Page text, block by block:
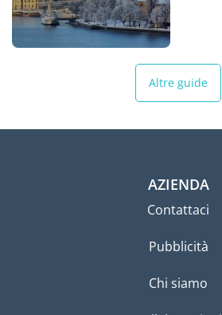
Altre guide
AZIENDA
Contattaci
Pubblicità
Chi siamo